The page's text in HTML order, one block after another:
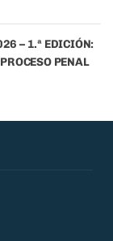
– 1.ª EDICIÓN:
PENAL